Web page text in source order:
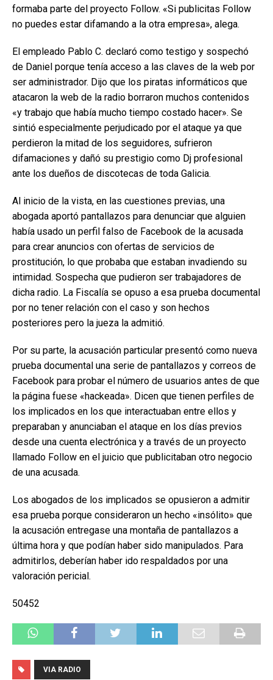
formaba parte del proyecto Follow. «Si publicitas Follow
no puedes estar difamando a la otra empresa», alega.
El empleado Pablo C. declaró como testigo y sospechó
de Daniel porque tenía acceso a las claves de la web por
ser administrador. Dijo que los piratas informáticos que
atacaron la web de la radio borraron muchos contenidos
«y trabajo que había mucho tiempo costado hacer». Se
sintió especialmente perjudicado por el ataque ya que
perdieron la mitad de los seguidores, sufrieron
difamaciones y dañó su prestigio como Dj profesional
ante los dueños de discotecas de toda Galicia.
Al inicio de la vista, en las cuestiones previas, una
abogada aportó pantallazos para denunciar que alguien
había usado un perfil falso de Facebook de la acusada
para crear anuncios con ofertas de servicios de
prostitución, lo que probaba que estaban invadiendo su
intimidad. Sospecha que pudieron ser trabajadores de
dicha radio. La Fiscalía se opuso a esa prueba documental
por no tener relación con el caso y son hechos
posteriores pero la jueza la admitió.
Por su parte, la acusación particular presentó como nueva
prueba documental una serie de pantallazos y correos de
Facebook para probar el número de usuarios antes de que
la página fuese «hackeada». Dicen que tienen perfiles de
los implicados en los que interactuaban entre ellos y
preparaban y anunciaban el ataque en los días previos
desde una cuenta electrónica y a través de un proyecto
llamado Follow en el juicio que publicitaban otro negocio
de una acusada.
Los abogados de los implicados se opusieron a admitir
esa prueba porque consideraron un hecho «insólito» que
la acusación entregase una montaña de pantallazos a
última hora y que podían haber sido manipulados. Para
admitirlos, deberían haber ido respaldados por una
valoración pericial.
50452
VIA RADIO